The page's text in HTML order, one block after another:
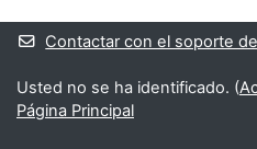
Bloques
Contactar con el soporte
Usted no se ha identificado. (
Página Principal